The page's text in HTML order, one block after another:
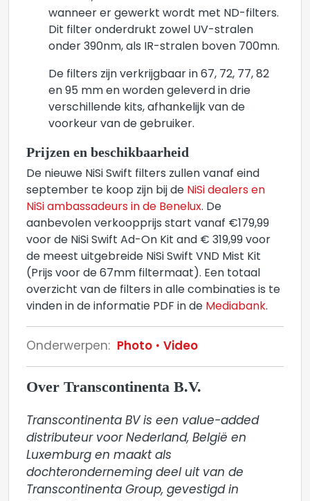
wanneer er gewerkt wordt met ND-filters.
Dit filter onderdrukt zowel UV-stralen
onder 390nm, als IR-stralen boven 700mn.
De filters zijn verkrijgbaar in 67, 72, 77, 82
en 95 mm en worden geleverd in drie
verschillende kits, afhankelijk van de
voorkeur van de gebruiker.
Prijzen en beschikbaarheid
De nieuwe NiSi Swift filters zullen vanaf eind
september te koop zijn bij de NiSi dealers en
NiSi ambassadeurs in de Benelux. De
aanbevolen verkoopprijs start vanaf €179,99
voor de NiSi Swift Ad-On Kit and € 319,99 voor
de meest uitgebreide NiSi Swift VND Mist Kit
(Prijs voor de 67mm filtermaat). Een totaal
overzicht van de filters in alle combinaties is te
vinden in de informatie PDF in de Mediabank.
Onderwerpen: Photo Video
Over Transcontinenta B.V.
Transcontinenta BV is een value-added
distributeur voor Nederland, België en
Luxemburg en maakt als
dochteronderneming deel uit van de
Transcontinenta Group, gevestigd in